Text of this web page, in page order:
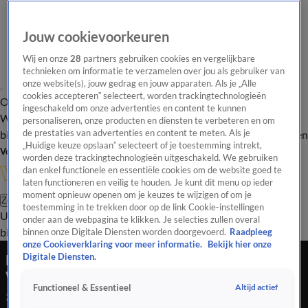
Overzicht Onze programma's Uitzendingen Onze gezichten
In de
WandelgangenInterviewsUitzending
bijwonenPodcastShopVeelgestelde vragenKijkersvraag insturen
Volg Vandaag Inside
Zoeken
UitzendingenVandaag InsideDe OranjezomerShopUitzending
bijwonen
Noa Vahle reageert vanuit Monterrey op Chris
Woerts: 'Daar klopt helemaal niks van!'
29 juni 2026, 19:07
Jouw cookievoorkeuren
Wij en onze28 partners gebruiken cookies en vergelijkbare
technieken om informatie te verzamelen over jou als gebruiker van
onze website(s), jouw gedrag en jouw apparaten. Als je „Alle
cookies accepteren” selecteert, worden trackingtechnologieën
ingeschakeld om onze advertenties en content te kunnen
personaliseren, onze producten en diensten te verbeteren en om
de prestaties van advertenties en content te meten. Als je
„Huidige keuze opslaan” selecteert of je toestemming intrekt,
worden deze trackingtechnologieën uitgeschakeld. We gebruiken
dan enkel functionele en essentiële cookies om de website goed te
laten functioneren en veilig te houden. Je kunt dit menu op ieder
moment opnieuw openen om je keuzes te wijzigen of om je
toestemming in te trekken door op de link Cookie-instellingen
onder aan de webpagina te klikken. Je selecties zullen overal
binnen onze Digitale Diensten worden doorgevoerd. Raadpleeg
onze Cookieverklaring voor meer informatie.
Bekijk hier onze
Digitale Diensten.
Functioneel & Essentieel Altijd actief